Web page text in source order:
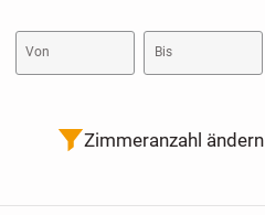
Von Bis
Zimmeranzahl ändern